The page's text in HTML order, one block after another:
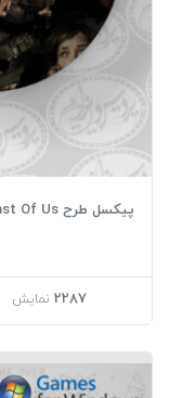
پیکسل طرح The Last Of Us کد 02
2287 نمایش